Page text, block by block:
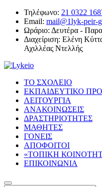
Τηλέφωνο: 21 0322
Email: mail@1lyk-peir-
Ωράριο: Δευτέρα -
Διαχείριση: Ελένη
Αχιλλέας Ντελλής
ΤΟ ΣΧΟΛΕΙΟ
ΕΚΠΑΙΔΕΥΤΙΚΟ
ΛΕΙΤΟΥΡΓΙΑ
ΑΝΑΚΟΙΝΩΣΕΙΣ
ΔΡΑΣΤΗΡΙΟΤΗΤΕΣ
ΜΑΘΗΤΕΣ
ΓΟΝΕΙΣ
ΑΠΟΦΟΙΤΟΙ
«ΤΟΠΙΚΗ
ΕΠΙΚΟΙΝΩΝΙΑ